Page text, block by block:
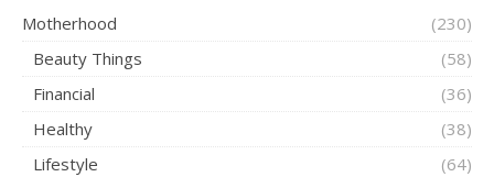
Motherhood
(230)
Beauty Things
(58)
Financial
(36)
Healthy
(38)
Lifestyle
(64)